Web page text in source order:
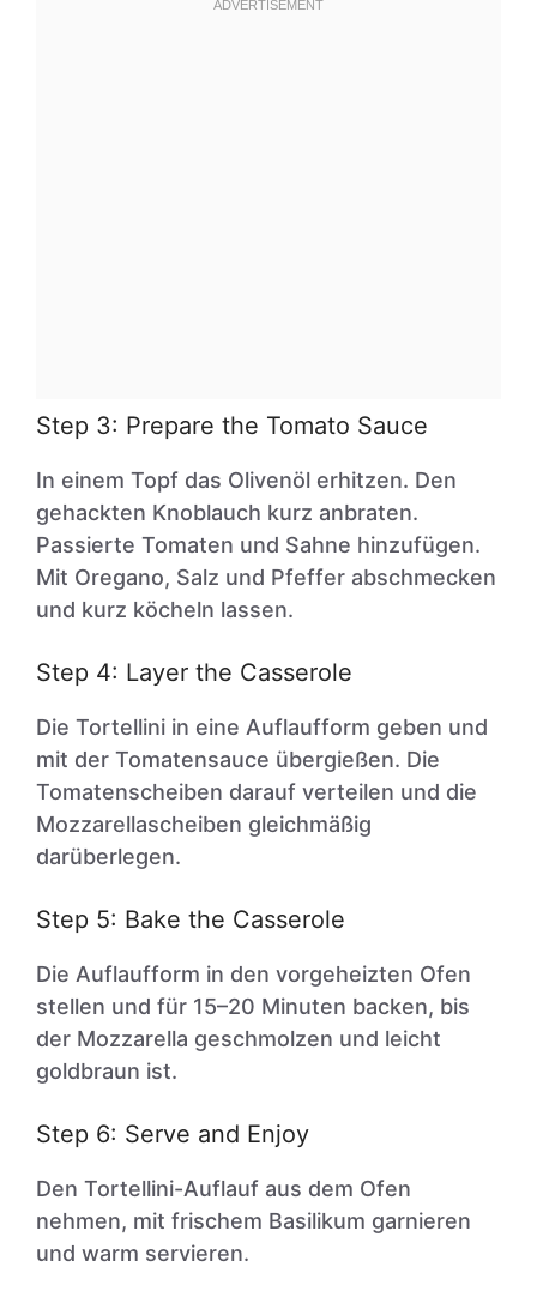
Step 3: Prepare the Tomato Sauce
In einem Topf das Olivenöl erhitzen. Den
gehackten Knoblauch kurz anbraten.
Passierte Tomaten und Sahne hinzufügen.
Mit Oregano, Salz und Pfeffer abschmecken
und kurz köcheln lassen.
Step 4: Layer the Casserole
Die Tortellini in eine Auflaufform geben und
mit der Tomatensauce übergießen. Die
Tomatenscheiben darauf verteilen und die
Mozzarellascheiben gleichmäßig
darüberlegen.
Step 5: Bake the Casserole
Die Auflaufform in den vorgeheizten Ofen
stellen und für 15–20 Minuten backen, bis
der Mozzarella geschmolzen und leicht
goldbraun ist.
Step 6: Serve and Enjoy
Den Tortellini-Auflauf aus dem Ofen
nehmen, mit frischem Basilikum garnieren
und warm servieren.